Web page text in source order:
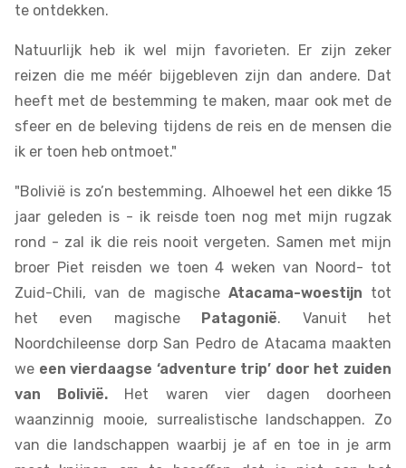
te ontdekken.
Natuurlijk heb ik wel mijn favorieten. Er zijn zeker
reizen die me méér bijgebleven zijn dan andere. Dat
heeft met de bestemming te maken, maar ook met de
sfeer en de beleving tijdens de reis en de mensen die
ik er toen heb ontmoet."
"Bolivië is zo’n bestemming. Alhoewel het een dikke 15
jaar geleden is - ik reisde toen nog met mijn rugzak
rond - zal ik die reis nooit vergeten. Samen met mijn
broer Piet reisden we toen 4 weken van Noord- tot
Zuid-Chili, van de magische Atacama-woestijn tot
het even magische Patagonië. Vanuit het
Noordchileense dorp San Pedro de Atacama maakten
we een vierdaagse ‘adventure trip’ door het zuiden
van Bolivië. Het waren vier dagen doorheen
waanzinnig mooie, surrealistische landschappen. Zo
van die landschappen waarbij je af en toe in je arm